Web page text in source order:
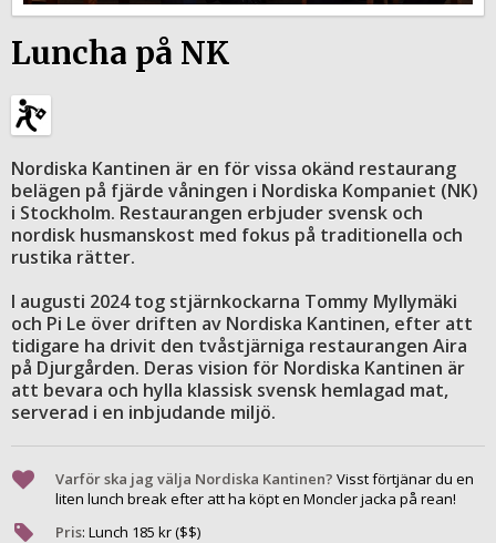
Luncha på NK
Nordiska Kantinen är en för vissa okänd restaurang
belägen på fjärde våningen i Nordiska Kompaniet (NK)
i Stockholm. Restaurangen erbjuder svensk och
nordisk husmanskost med fokus på traditionella och
rustika rätter.
I augusti 2024 tog stjärnkockarna Tommy Myllymäki
och Pi Le över driften av Nordiska Kantinen, efter att
tidigare ha drivit den tvåstjärniga restaurangen Aira
på Djurgården. Deras vision för Nordiska Kantinen är
att bevara och hylla klassisk svensk hemlagad mat,
serverad i en inbjudande miljö.
Varför ska jag välja Nordiska Kantinen? Visst förtjänar du en
liten lunch break efter att ha köpt en Moncler jacka på rean!
Pris: Lunch 185 kr ($$)